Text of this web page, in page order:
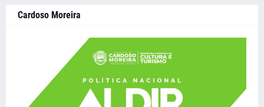
Cardoso Moreira